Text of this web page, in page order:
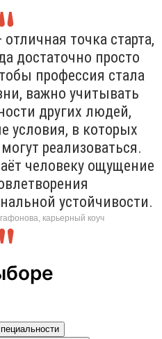
точка старта,
достаточно просто
профессия стала
важно учитывать
других людей,
условия, в которых
реализоваться.
человеку ощущение
устойчивости.
карьерный коуч